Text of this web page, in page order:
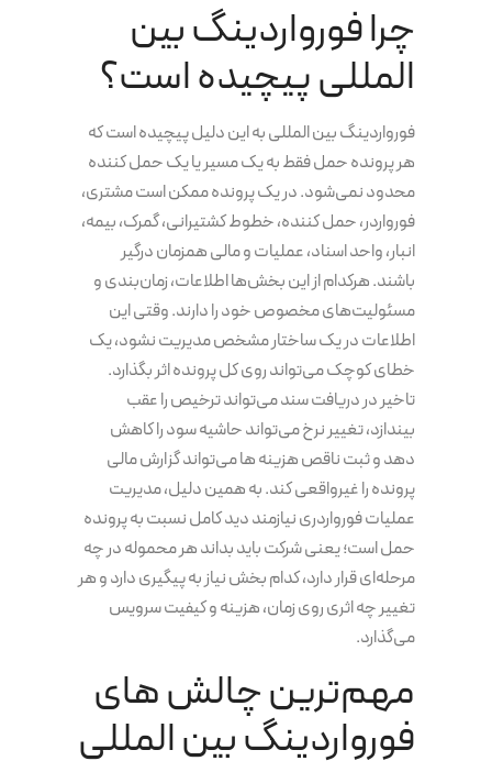
چرا فورواردینگ بین
المللی پیچیده است؟
فورواردینگ بین المللی به این دلیل پیچیده است که
هر پرونده حمل فقط به یک مسیر یا یک حمل کننده
محدود نمی‌شود. در یک پرونده ممکن است مشتری،
فورواردر، حمل کننده، خطوط کشتیرانی، گمرک، بیمه،
انبار، واحد اسناد، عملیات و مالی همزمان درگیر
باشند. هرکدام از این بخش‌ها اطلاعات، زمان‌بندی و
مسئولیت‌های مخصوص خود را دارند. وقتی این
اطلاعات در یک ساختار مشخص مدیریت نشود، یک
خطای کوچک می‌تواند روی کل پرونده اثر بگذارد.
تاخیر در دریافت سند می‌تواند ترخیص را عقب
بیندازد، تغییر نرخ می‌تواند حاشیه سود را کاهش
دهد و ثبت ناقص هزینه ها می‌تواند گزارش مالی
پرونده را غیرواقعی کند. به همین دلیل، مدیریت
عملیات فورواردری نیازمند دید کامل نسبت به پرونده
حمل است؛ یعنی شرکت باید بداند هر محموله در چه
مرحله‌ای قرار دارد، کدام بخش نیاز به پیگیری دارد و هر
تغییر چه اثری روی زمان، هزینه و کیفیت سرویس
می‌گذارد.
مهم‌ترین چالش های
فورواردینگ بین المللی